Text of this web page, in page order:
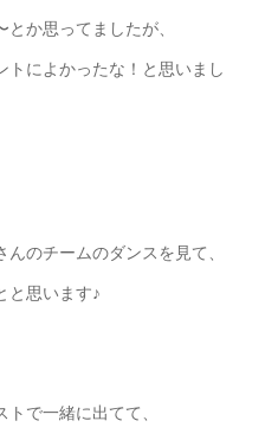
か思ってましたが、
トによかったな！と思いまし
のチームのダンスを見て、
と思います♪
で一緒に出てて、